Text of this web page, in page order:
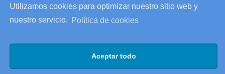
Utilizamos cookies para optimizar nuestro sitio web y
nuestro servicio.
Política de cookies
Aceptar todo
IA de ESADE
25 años de IEAISA: una celebración para recordar
AI Act: qué cambia para tu empresa y cómo prepararte